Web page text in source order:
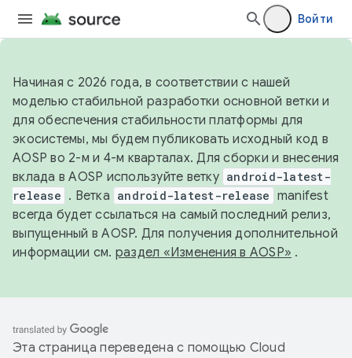
Войти
Начиная с 2026 года, в соответствии с нашей
моделью стабильной разработки основной ветки и
для обеспечения стабильности платформы для
экосистемы, мы будем публиковать исходный код в
AOSP во 2-м и 4-м кварталах. Для сборки и внесения
вклада в AOSP используйте ветку android-latest-
release . Ветка android-latest-release manifest
всегда будет ссылаться на самый последний релиз,
выпущенный в AOSP. Для получения дополнительной
информации см. раздел «Изменения в AOSP» .
Эта страница переведена с помощью Cloud